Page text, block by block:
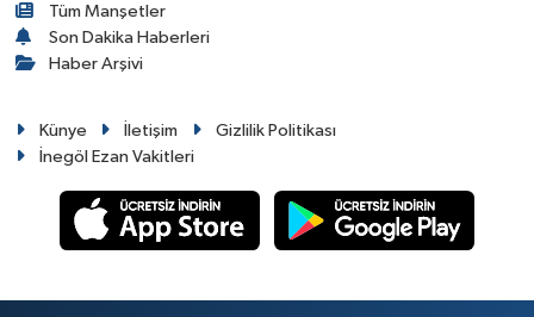
Tüm Manşetler
Son Dakika Haberleri
Haber Arşivi
Künye İletişim
Gizlilik Politikası
İnegöl Ezan Vakitleri